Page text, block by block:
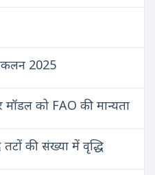
2025
को FAO की मान्यता
की संख्या में वृद्धि